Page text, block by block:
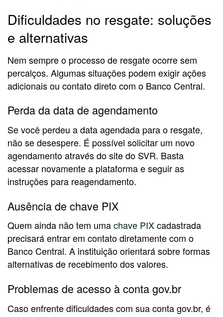
Dificuldades no resgate: soluções
e alternativas
Nem sempre o processo de resgate ocorre sem
percalços. Algumas situações podem exigir ações
adicionais ou contato direto com o Banco Central.
Perda da data de agendamento
Se você perdeu a data agendada para o resgate,
não se desespere. É possível solicitar um novo
agendamento através do site do SVR. Basta
acessar novamente a plataforma e seguir as
instruções para reagendamento.
Ausência de chave PIX
Quem ainda não tem umachave PIXcadastrada
precisará entrar em contato diretamente com o
Banco Central. A instituição orientará sobre formas
alternativas de recebimento dos valores.
Problemas de acesso à conta gov.br
Caso enfrente dificuldades com sua conta gov.br, é